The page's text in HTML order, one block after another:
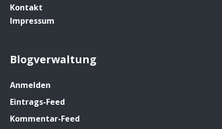
Kontakt
Impressum
Blogverwaltung
Anmelden
Eintrags-Feed
Kommentar-Feed